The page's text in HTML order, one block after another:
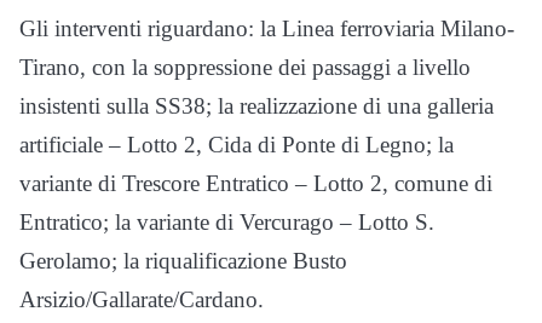
Gli interventi riguardano: la Linea ferroviaria Milano-
Tirano, con la soppressione dei passaggi a livello
insistenti sulla SS38; la realizzazione di una galleria
artificiale – Lotto 2, Cida di Ponte di Legno; la
variante di Trescore Entratico – Lotto 2, comune di
Entratico; la variante di Vercurago – Lotto S.
Gerolamo; la riqualificazione Busto
Arsizio/Gallarate/Cardano.